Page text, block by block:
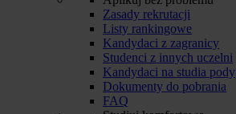
Zasady rekrutacji
Listy rankingowe
Kandydaci z zagranicy
Studenci z innych uczelni
Kandydaci na studia
Dokumenty do pobrania
FAQ